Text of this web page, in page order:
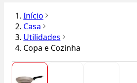
Início
Casa
Utilidades
Copa e Cozinha